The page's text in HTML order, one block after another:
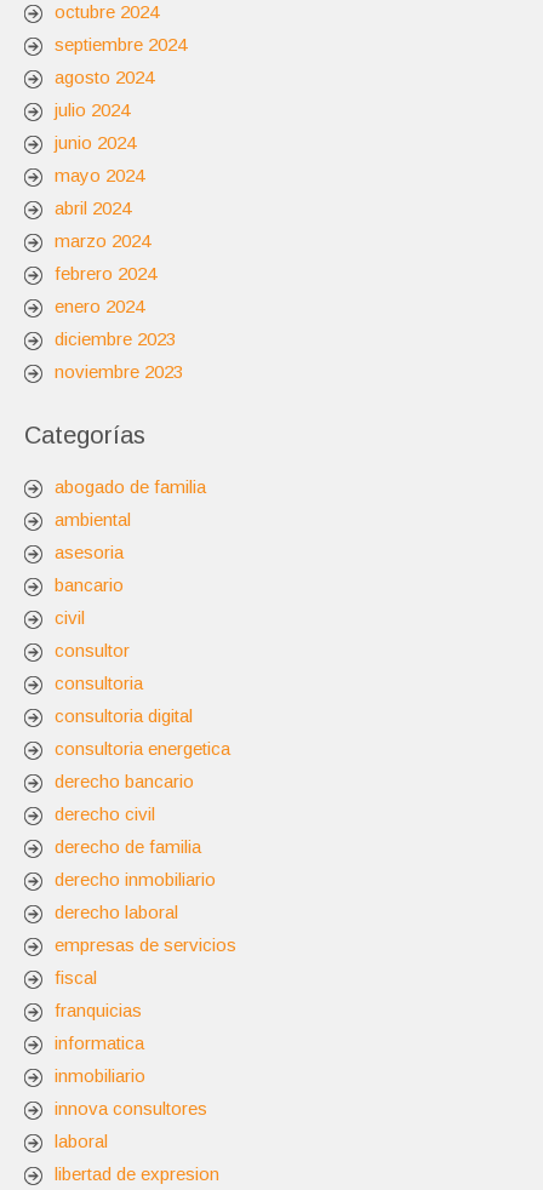
octubre 2024
septiembre 2024
agosto 2024
julio 2024
junio 2024
mayo 2024
abril 2024
marzo 2024
febrero 2024
enero 2024
diciembre 2023
noviembre 2023
Categorías
abogado de familia
ambiental
asesoria
bancario
civil
consultor
consultoria
consultoria digital
consultoria energetica
derecho bancario
derecho civil
derecho de familia
derecho inmobiliario
derecho laboral
empresas de servicios
fiscal
franquicias
informatica
inmobiliario
innova consultores
laboral
libertad de expresion